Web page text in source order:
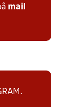
mail